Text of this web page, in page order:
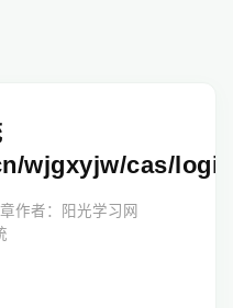
wjgxyjw/cas/
作者：阳光学习网